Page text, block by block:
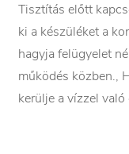
Tisztítás előtt
ki a készüléket a
hagyja felügyelet
működés közben.,
kerülje a vízzel